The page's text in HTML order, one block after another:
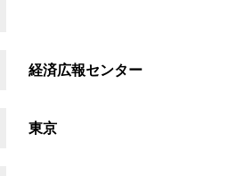
経済広報センター
東京